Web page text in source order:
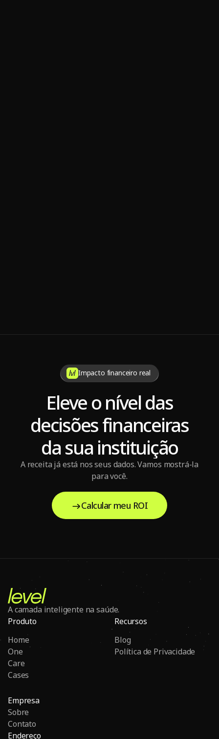
Impacto financeiro real
Eleve o nível das
decisões financeiras
da sua instituição
A receita já está nos seus dados. Vamos mostrá-la
para você.
Calcular meu ROI
A camada inteligente na saúde.
Produto
Home
One
Care
Cases
Recursos
Blog
Política de Privacidade
Empresa
Sobre
Contato
Endereço